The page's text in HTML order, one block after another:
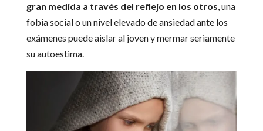
gran medida a través del reflejo en los otros, una
fobia social o un nivel elevado de ansiedad ante los
exámenes puede aislar al joven y mermar seriamente
su autoestima.